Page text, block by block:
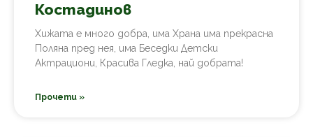
Костадинов
Хижата е много добра, има Храна има прекрасна
Поляна пред нея, има Беседки Детски
Актрациони, Красива Гледка, най добрата!
Прочети »